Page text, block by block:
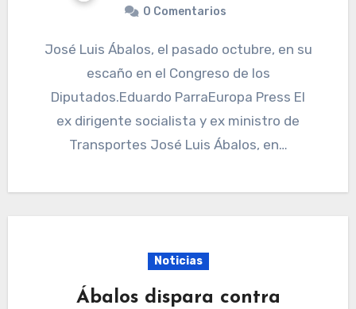
0 Comentarios
José Luis Ábalos, el pasado octubre, en su
escaño en el Congreso de los
Diputados.Eduardo ParraEuropa Press El
ex dirigente socialista y ex ministro de
Transportes José Luis Ábalos, en…
Noticias
Ábalos dispara contra